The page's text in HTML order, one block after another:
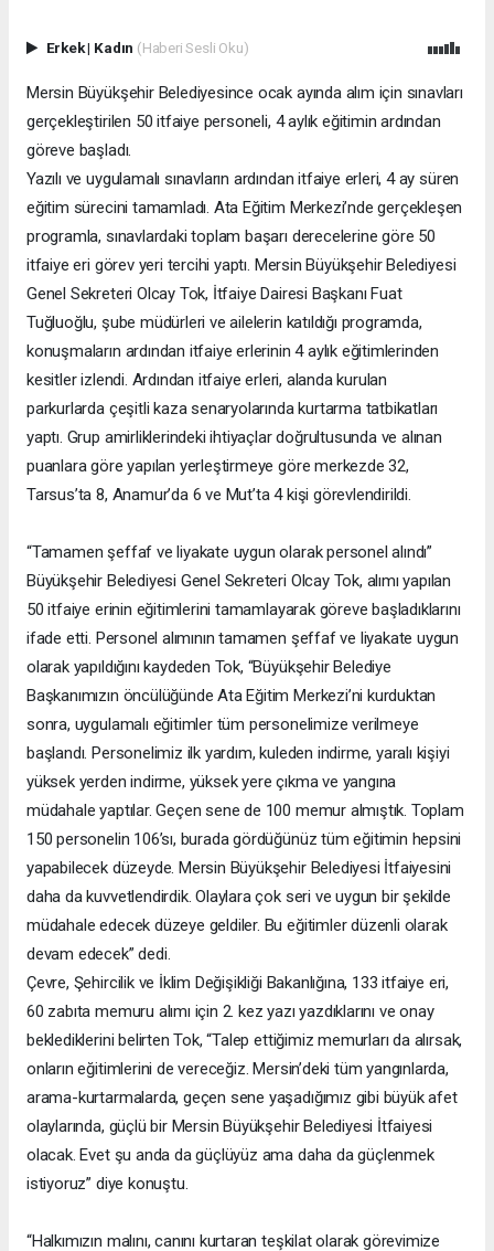
Erkek| Kadın (Haberi Sesli Oku)
Mersin Büyükşehir Belediyesince ocak ayında alım için sınavları
gerçekleştirilen 50 itfaiye personeli, 4 aylık eğitimin ardından
göreve başladı.
Yazılı ve uygulamalı sınavların ardından itfaiye erleri, 4 ay süren
eğitim sürecini tamamladı. Ata Eğitim Merkezi’nde gerçekleşen
programla, sınavlardaki toplam başarı derecelerine göre 50
itfaiye eri görev yeri tercihi yaptı. Mersin Büyükşehir Belediyesi
Genel Sekreteri Olcay Tok, İtfaiye Dairesi Başkanı Fuat
Tuğluoğlu, şube müdürleri ve ailelerin katıldığı programda,
konuşmaların ardından itfaiye erlerinin 4 aylık eğitimlerinden
kesitler izlendi. Ardından itfaiye erleri, alanda kurulan
parkurlarda çeşitli kaza senaryolarında kurtarma tatbikatları
yaptı. Grup amirliklerindeki ihtiyaçlar doğrultusunda ve alınan
puanlara göre yapılan yerleştirmeye göre merkezde 32,
Tarsus’ta 8, Anamur’da 6 ve Mut’ta 4 kişi görevlendirildi.
“Tamamen şeffaf ve liyakate uygun olarak personel alındı”
Büyükşehir Belediyesi Genel Sekreteri Olcay Tok, alımı yapılan
50 itfaiye erinin eğitimlerini tamamlayarak göreve başladıklarını
ifade etti. Personel alımının tamamen şeffaf ve liyakate uygun
olarak yapıldığını kaydeden Tok, “Büyükşehir Belediye
Başkanımızın öncülüğünde Ata Eğitim Merkezi’ni kurduktan
sonra, uygulamalı eğitimler tüm personelimize verilmeye
başlandı. Personelimiz ilk yardım, kuleden indirme, yaralı kişiyi
yüksek yerden indirme, yüksek yere çıkma ve yangına
müdahale yaptılar. Geçen sene de 100 memur almıştık. Toplam
150 personelin 106’sı, burada gördüğünüz tüm eğitimin hepsini
yapabilecek düzeyde. Mersin Büyükşehir Belediyesi İtfaiyesini
daha da kuvvetlendirdik. Olaylara çok seri ve uygun bir şekilde
müdahale edecek düzeye geldiler. Bu eğitimler düzenli olarak
devam edecek” dedi.
Çevre, Şehircilik ve İklim Değişikliği Bakanlığına, 133 itfaiye eri,
60 zabıta memuru alımı için 2. kez yazı yazdıklarını ve onay
beklediklerini belirten Tok, “Talep ettiğimiz memurları da alırsak,
onların eğitimlerini de vereceğiz. Mersin’deki tüm yangınlarda,
arama-kurtarmalarda, geçen sene yaşadığımız gibi büyük afet
olaylarında, güçlü bir Mersin Büyükşehir Belediyesi İtfaiyesi
olacak. Evet şu anda da güçlüyüz ama daha da güçlenmek
istiyoruz” diye konuştu.
“Halkımızın malını, canını kurtaran teşkilat olarak görevimize